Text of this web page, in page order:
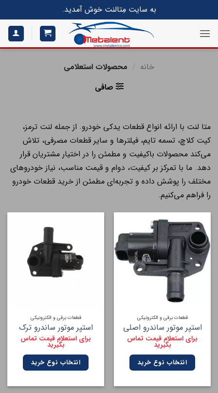
به سایت مِتالنت خوش آمدید.
خانه / محصولات استعلامی
صافی
متا لنت با ارائه انواع قطعات یدکی خودرو. از جمله لنت ترمز،
کیت کلاچ، تسمه تایم، فیلترها و سایر قطعات مصرفی، تلاش
می‌کند محصولات باکیفیت و مطمئن را در اختیار مشتریان قرار
دهد. ما با تمرکز بر کیفیت، دوام و قیمت مناسب، نیاز خودروهای
مختلف را پوشش داده و تجربه‌ای مطمئن از خرید قطعات خودرو
را فراهم می‌کنیم.
قطعات برقی و الکترونیکی
استپر موتور ساندرو اصلی
برای استعلام قیمت تماس
بگیرید
انتخاب نوع خرید
قطعات برقی و الکترونیکی
استپر موتور ساندرو ترک
برای استعلام قیمت تماس
بگیرید
انتخاب نوع خرید